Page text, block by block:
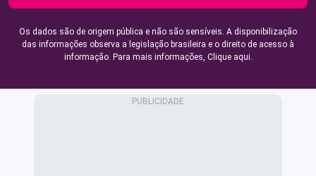
Os dados são de origem pública e não são sensíveis. A disponibilização
das informações observa a legislação brasileira e o direito de acesso à
informação. Para mais informações, Clique aqui.